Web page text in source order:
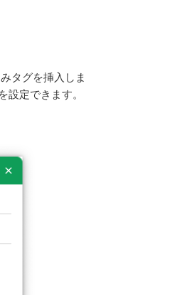
タグを挿入しま
定できます。